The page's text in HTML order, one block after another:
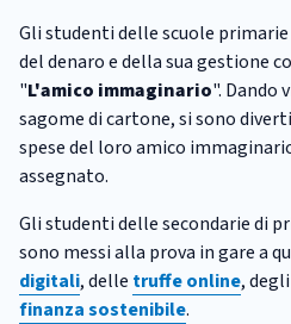
Gli studenti delle scuole
del denaro e della sua gestione
"L'amico immaginario". Dando
sagome di cartone, si sono
spese del loro amico
assegnato.
Gli studenti delle secondarie di
sono messi alla prova in gare a
digitali, delle truffe online, degli
finanza sostenibile.